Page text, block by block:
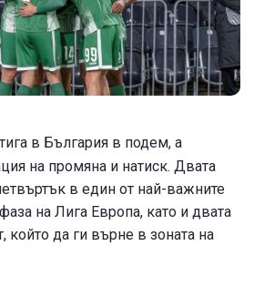
в България в подем, а
на промяна и натиск. Двата
в един от най-важните
на Лига Европа, като и двата
който да ги върне в зоната на